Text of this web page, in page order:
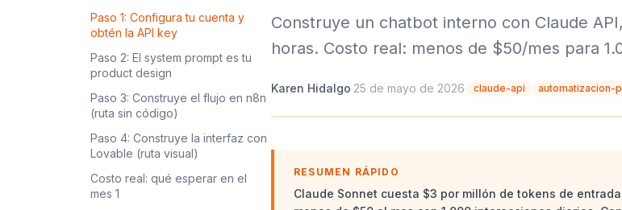
Paso 1: Configura tu cuenta y
obtén la API key
Paso 2: El system prompt es tu
product design
Paso 3: Construye el flujo en n8n
(ruta sin código)
Paso 4: Construye la interfaz con
Lovable (ruta visual)
Costo real: qué esperar en el
mes 1
Construye un chatbot interno con Claude
horas. Costo real: menos de $50/mes para
Karen Hidalgo·25 de mayo de 2026· claude-api automatizacion-
RESUMEN RÁPIDO
Claude Sonnet cuesta $3 por millón de tokens de